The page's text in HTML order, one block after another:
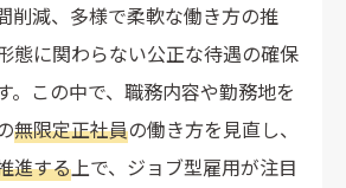
削減、多様で柔軟な働き方の推
態に関わらない公正な待遇の確保
。この中で、職務内容や勤務地を
無限定正社員の働き方を見直し、
進する上で、ジョブ型雇用が注目